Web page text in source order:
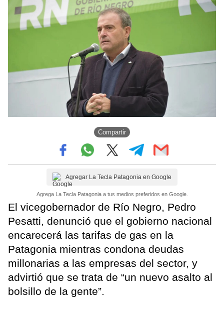
Compartir
Agregar La Tecla Patagonia en Google
Agrega La Tecla Patagonia a tus medios preferidos en Google.
El vicegobernador de Río Negro, Pedro
Pesatti, denunció que el gobierno nacional
encarecerá las tarifas de gas en la
Patagonia mientras condona deudas
millonarias a las empresas del sector, y
advirtió que se trata de “un nuevo asalto al
bolsillo de la gente”.